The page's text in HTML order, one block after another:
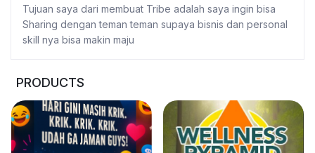
Tujuan saya dari membuat Tribe adalah saya ingin bisa
Sharing dengan teman teman supaya bisnis dan personal
skill nya bisa makin maju
PRODUCTS